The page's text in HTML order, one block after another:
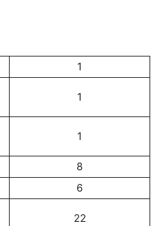
1
1
1
8
6
22